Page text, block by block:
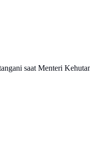
saat Menteri